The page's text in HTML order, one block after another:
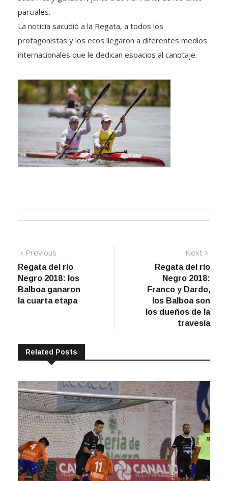
parciales.
La noticia sacudió a la Regata, a todos los
protagonistas y los ecos llegaron a diferentes medios
internacionales que le dedican espacios al canotaje.
Navegación
de
entradas
Previous
post:
Regata del río
Negro 2018: los
Balboa ganaron
la cuarta etapa
Next
post:
Regata del río
Negro 2018:
Franco y Dardo,
los Balboa son
los dueños de la
travesía
Related Posts